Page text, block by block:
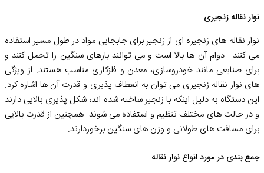
نوار نقاله زنجیری
نوار نقاله های زنجیره ای از زنجیر برای جابجایی مواد در طول مسیر استفاده
می کنند. دوام آن ها بالا است و می توانند بارهای سنگین را تحمل کنند و
برای صنایعی مانند خودروسازی، معدن و فلزکاری مناسب هستند. از ویژگی
های نوار نقاله زنجیری می توان به انعظاف پذیری و قدرت آن ها اشاره کرد.
این دستگاه به دلیل اینکه با زنجیر ساخته شده اند، شکل پذیری بالایی دارند
و در حالت های مختلف تنظیم و استفاده می شوند. همچنین از قدرت بالایی
برای مسافت های طولانی و وزن های سنگین برخوردارند.
جمع بندی در مورد انواع نوار نقاله